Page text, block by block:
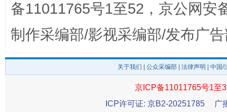
备11011765号1至52，京公网安
制作采编部/影视采编部/发布广
关于我们 公众采编部 法律声明 | 中国
京ICP备11011765号1至
ICP许可证: 京B2-20251785
广